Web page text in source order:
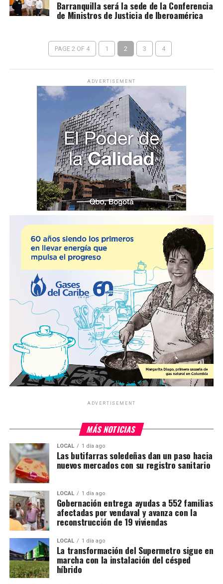
Barranquilla será la sede de la Conferencia
de Ministros de Justicia de Iberoamérica
PAGE 2 OF 4 1 2 3 4
ADVERTISEMENT
ADVERTISEMENT
MÁS NOTICIAS
LOCAL 1 día ago
Las butifarras soledeñas dan un paso hacia
nuevos mercados con su registro sanitario
LOCAL 1 día ago
Gobernación entrega ayudas a 552 familias
afectadas por vendaval y avanza con la
reconstrucción de 19 viviendas
LOCAL 1 día ago
La transformación del Supermetro sigue en
marcha con la instalación del césped
híbrido